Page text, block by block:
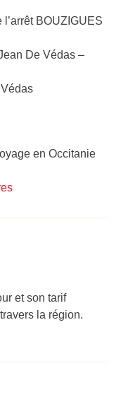
BOUZIGUES
De Védas –
en Occitanie
et son tarif
la région.